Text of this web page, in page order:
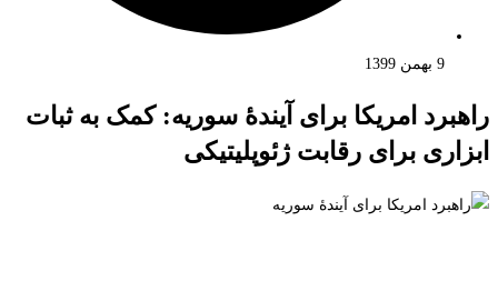
9 بهمن 1399
راهبرد امریکا برای آیندۀ سوریه: کمک به ثبات
ابزاری برای رقابت ژئوپلیتیکی